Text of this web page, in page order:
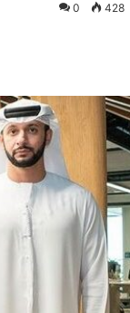
0 428